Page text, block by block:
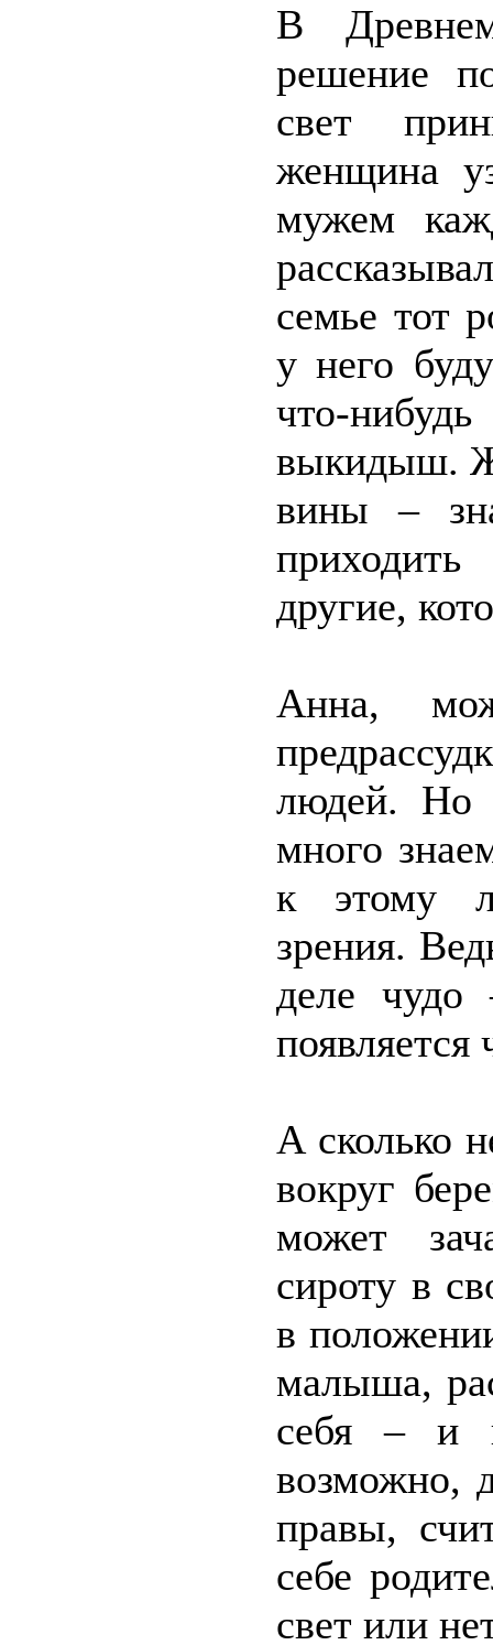
В
решение
свет
женщина
мужем
семье тот
у него
что-
выкидыш.
вины –
другие,
Анна,
людей. Но
много
к этому
зрения.
деле чудо
появляется
А сколько
вокруг
может
сироту в
в
малыша,
себя – и
возможно,
правы,
себе
свет или